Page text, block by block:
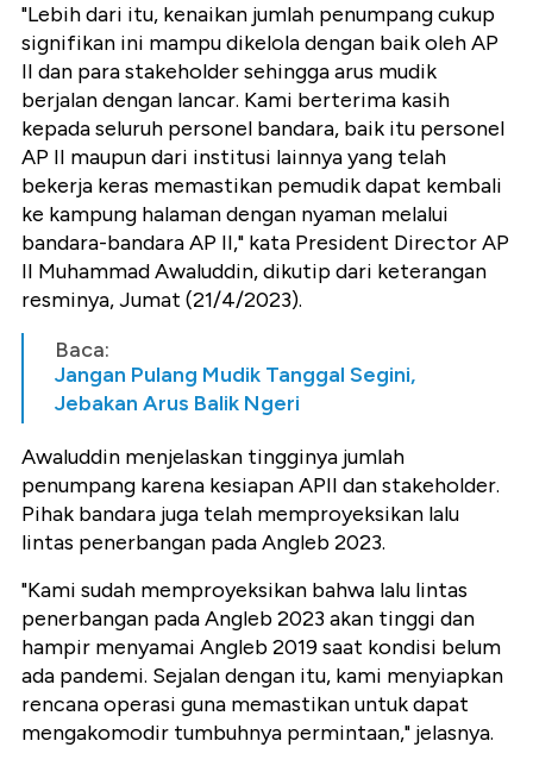
"Lebih dari itu, kenaikan jumlah penumpang cukup
signifikan ini mampu dikelola dengan baik oleh AP
II dan para stakeholder sehingga arus mudik
berjalan dengan lancar. Kami berterima kasih
kepada seluruh personel bandara, baik itu personel
AP II maupun dari institusi lainnya yang telah
bekerja keras memastikan pemudik dapat kembali
ke kampung halaman dengan nyaman melalui
bandara-bandara AP II," kata President Director AP
II Muhammad Awaluddin, dikutip dari keterangan
resminya, Jumat (21/4/2023).
Baca:
Jangan Pulang Mudik Tanggal Segini,
Jebakan Arus Balik Ngeri
Awaluddin menjelaskan tingginya jumlah
penumpang karena kesiapan APII dan stakeholder.
Pihak bandara juga telah memproyeksikan lalu
lintas penerbangan pada Angleb 2023.
"Kami sudah memproyeksikan bahwa lalu lintas
penerbangan pada Angleb 2023 akan tinggi dan
hampir menyamai Angleb 2019 saat kondisi belum
ada pandemi. Sejalan dengan itu, kami menyiapkan
rencana operasi guna memastikan untuk dapat
mengakomodir tumbuhnya permintaan," jelasnya.